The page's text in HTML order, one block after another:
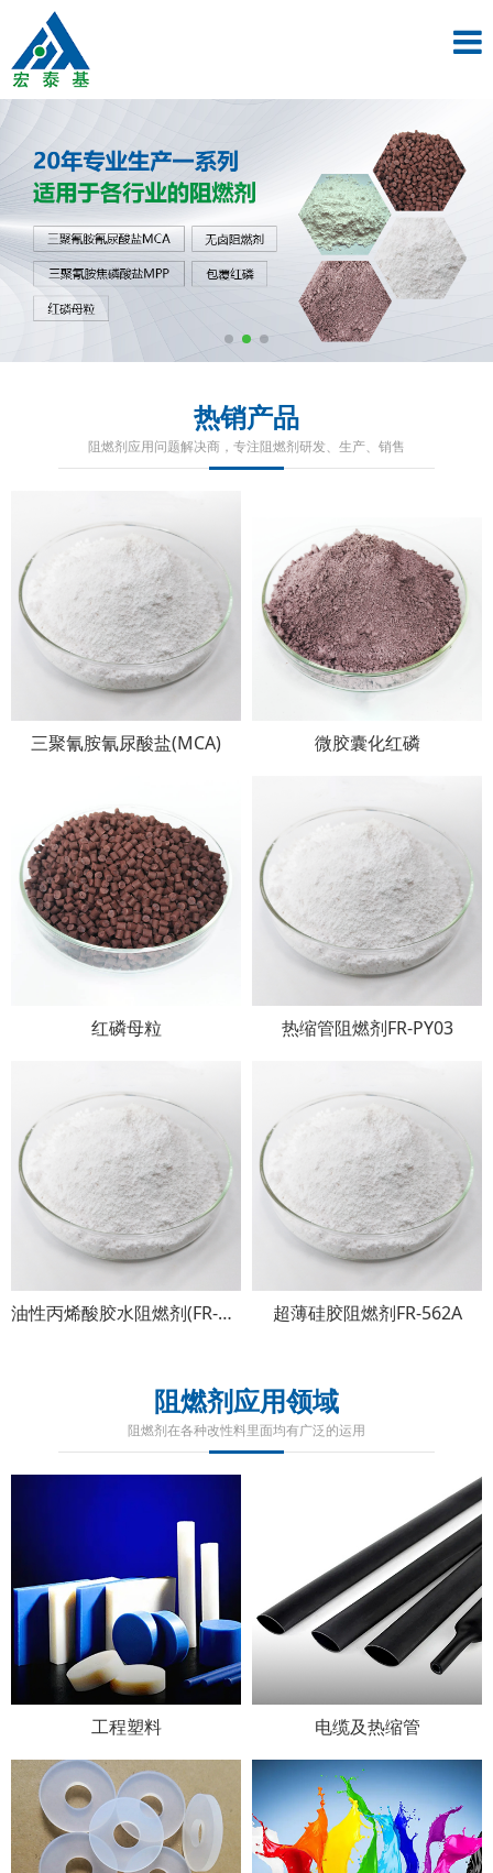
热销产品
阻燃剂应用问题解决商，专注阻燃剂研发、生产、销售
三聚氰胺氰尿酸盐(MCA) 微胶囊化红磷
红磷母粒 热缩管阻燃剂FR-PY03
油性丙烯酸胶水阻燃剂(FR-131A) 超薄硅胶阻燃剂FR-562A
阻燃剂应用领域
阻燃剂在各种改性料里面均有广泛的运用
工程塑料 电缆及热缩管